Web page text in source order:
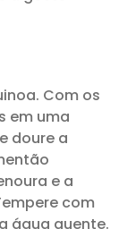
Com os
em uma
doure a
e a
com
água quente.